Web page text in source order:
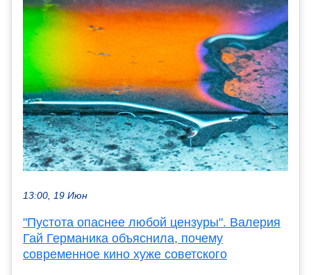
13:00, 19 Июн
"Пустота опаснее любой цензуры". Валерия
Гай Германика объяснила, почему
современное кино хуже советского